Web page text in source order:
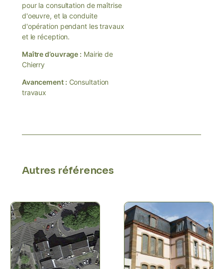
pour la consultation de maîtrise
d'oeuvre, et la conduite
d'opération pendant les travaux
et le réception.
Maître d’ouvrage : Mairie de
Chierry
Avancement : Consultation
travaux
Autres références